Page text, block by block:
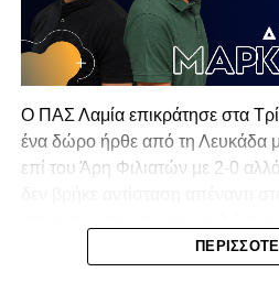
Ο ΠΑΣ Λαμία επικράτησε στα
ένα δώρο ήρθε από τη Λευκάδα
επί του Άρη Φιλιατών με 2-0
πρωτάθλημα και την πρόκριση